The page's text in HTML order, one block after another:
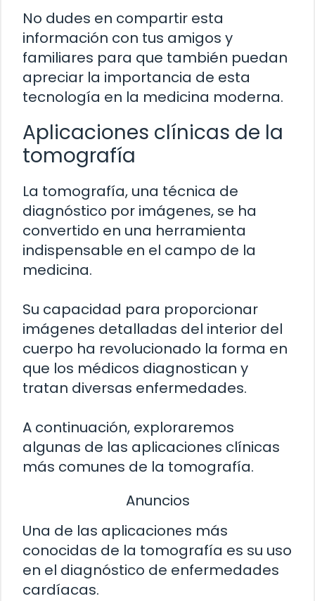
No dudes en compartir esta
información con tus amigos y
familiares para que también puedan
apreciar la importancia de esta
tecnología en la medicina moderna.
Aplicaciones clínicas de la
tomografía
La tomografía, una técnica de
diagnóstico por imágenes, se ha
convertido en una herramienta
indispensable en el campo de la
medicina.
Su capacidad para proporcionar
imágenes detalladas del interior del
cuerpo ha revolucionado la forma en
que los médicos diagnostican y
tratan diversas enfermedades.
A continuación, exploraremos
algunas de las aplicaciones clínicas
más comunes de la tomografía.
Anuncios
Una de las aplicaciones más
conocidas de la tomografía es su uso
en el diagnóstico de enfermedades
cardíacas.